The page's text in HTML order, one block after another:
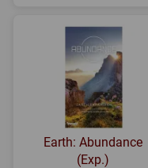
Earth: Abundance
(Exp.)